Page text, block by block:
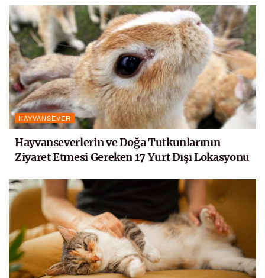
HAYVANSEVER
Hayvanseverlerin ve Doğa Tutkunlarının
Ziyaret Etmesi Gereken 17 Yurt Dışı Lokasyonu